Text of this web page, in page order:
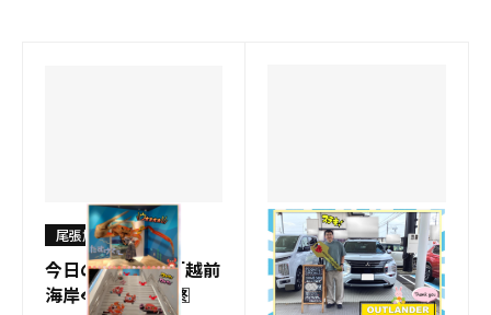
今日のお話は…「越前
海岸🐟」最終回🈡
尾張旭店
８月６日…忘れてはい
けない日👏
尾張旭店